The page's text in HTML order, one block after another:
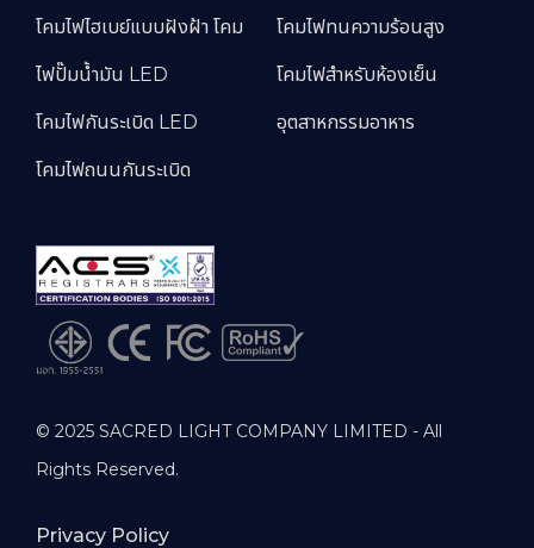
โคมไฟไฮเบย์แบบฝังฝ้า โคม
ไฟปั๊มน้ำมัน LED
โคมไฟกันระเบิด LED
โคมไฟถนนกันระเบิด
โคมไฟทนความร้อนสูง
โคมไฟสำหรับห้องเย็น
อุตสาหกรรมอาหาร
© 2025 SACRED LIGHT COMPANY LIMITED - All
Rights Reserved.
Privacy Policy